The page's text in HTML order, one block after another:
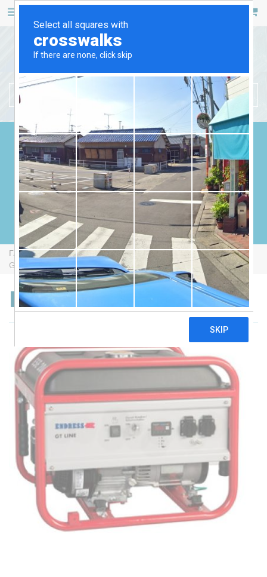
БЕНЗИНОВЫЕ ГЕНЕРАТОРЫ
ДИЗЕЛЬНЫЕ ГЕНЕРАТОРЫ
ГАЗОВЫЕ ГЕНЕРАТОРЫ
СВАРОЧНЫЕ ГЕНЕРАТОРЫ
ГЕНЕРАТОРЫ ОТ ВОМ
Главная Бензиновые Генераторы
Endress ESE 206 RS-
GT
Endress ESE 206 RS-GT